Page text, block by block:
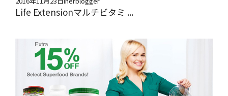
Life Extensionマルチビタミ ...